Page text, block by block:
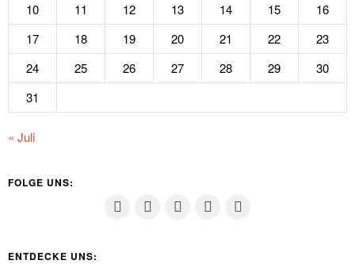
10
11 12 13 14 15
16
17
18 19 20 21 22
23
24
25 26 27 28 29
30
31
« Juli
FOLGE UNS:
ENTDECKE UNS: